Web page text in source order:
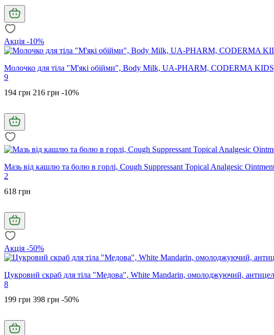
Акція -10%
Молочко для тіла "М'які обійми", Body Milk, UA-PHARM, CODERMA KIDS,
9
194 грн 216 грн -10%
Мазь від кашлю та болю в горлі, Cough Suppressant Topical Analgesic
2
618 грн
Акція -50%
Цукровий скраб для тіла "Медова", White Mandarin, омолоджуючий,
8
199 грн 398 грн -50%